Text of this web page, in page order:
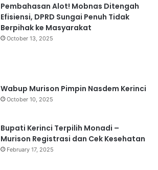
Pembahasan Alot! Mobnas Ditengah
Efisiensi, DPRD Sungai Penuh Tidak
Berpihak ke Masyarakat
October 13, 2025
Wabup Murison Pimpin Nasdem Kerinci
October 10, 2025
Bupati Kerinci Terpilih Monadi –
Murison Registrasi dan Cek Kesehatan
February 17, 2025